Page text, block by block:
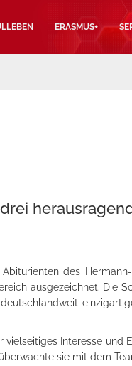
ERASMUS+
des
ausgezeichnet. Die
vielseitiges Interesse und
sie mit dem